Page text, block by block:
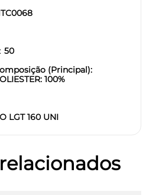
50
(Principal):
100%
LGT 160 UNI